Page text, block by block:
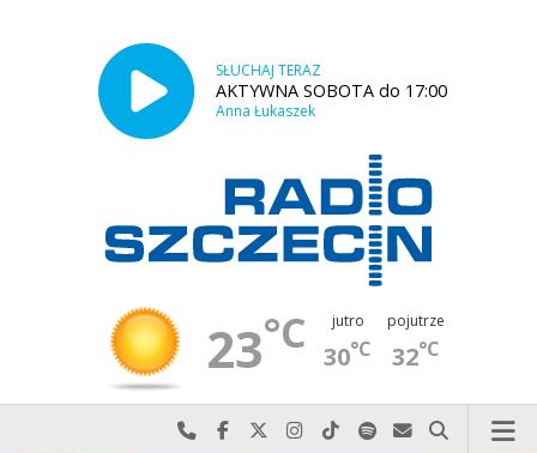
SŁUCHAJ TERAZ
AKTYWNA SOBOTA do 17:00
Anna Łukaszek
23°C jutro
30°C
pojutrze
32°C
Najlepiej po prostu do nas zadzwoń
Odwiedź nas na Facebook-u
Odwiedź nas na X
Odwiedź nas na Instagram-ie
Odwiedź nas na TikTok-u
Szukaj nas na Spotify
Wyślij do nas
Szukaj